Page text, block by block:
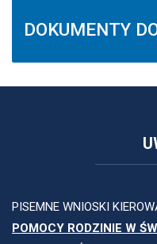
DOKUMENTY
PISEMNE WNIOSKI
POMOCY RODZINIE W